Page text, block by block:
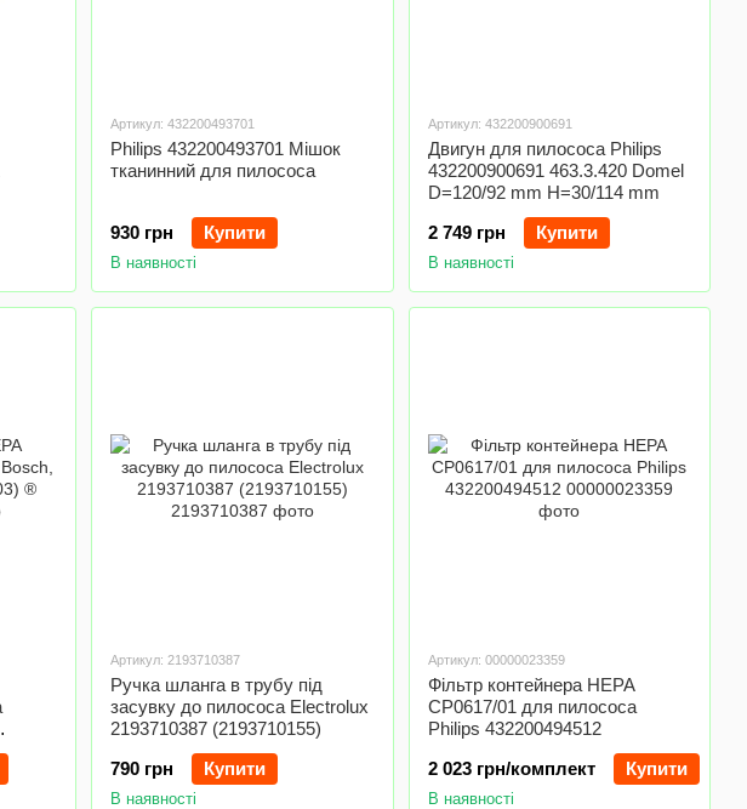
Артикул: 432200493701
Philips 432200493701 Мішок
тканинний для пилососа
930 грн Купити
В наявності
Артикул: 432200900691
Двигун для пилососа Philips
432200900691 463.3.420 Domel
D=120/92 mm H=30/114 mm
2 749 грн
Купити
В наявності
Артикул: 2193710387
Ручка шланга в трубу під
засувку до пилососа Electrolux
2193710387 (2193710155)
790 грн
Купити
В наявності
Артикул: 00000023359
Фільтр контейнера HEPA
CP0617/01 для пилососа
Philips 432200494512
2 023 грн/комплект
Купити
В наявності